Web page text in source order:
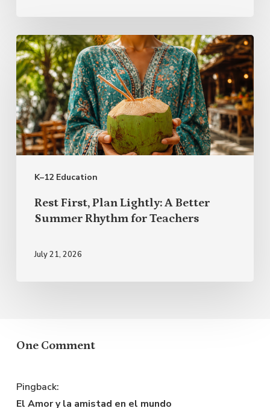
K–12 Education
Rest
First,
Plan
Lightly:
A
Better
Summer
Rhythm
Teachers
Rest First, Plan Lightly: A Better
Summer Rhythm for Teachers
July 21, 2026
One Comment
Pingback:
El Amor y la amistad en el mundo